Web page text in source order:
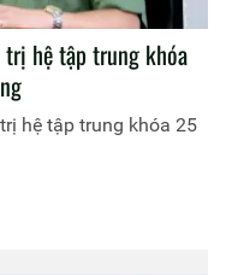
trị hệ tập trung khóa
hệ tập trung khóa 25